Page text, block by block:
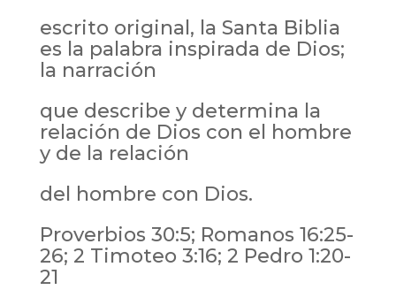
escrito original, la Santa Biblia
es la palabra inspirada de Dios;
la narración
que describe y determina la
relación de Dios con el hombre
y de la relación
del hombre con Dios.
Proverbios 30:5; Romanos 16:25-
26; 2 Timoteo 3:16; 2 Pedro 1:20-
21